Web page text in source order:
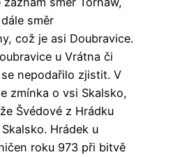
směr
což je asi Doubravice.
u Vrátna či
nepodařilo zjistit. V
zmínka o vsi Skalsko,
Švédové z Hrádku
Hrádek u
roku 973 při bitvě